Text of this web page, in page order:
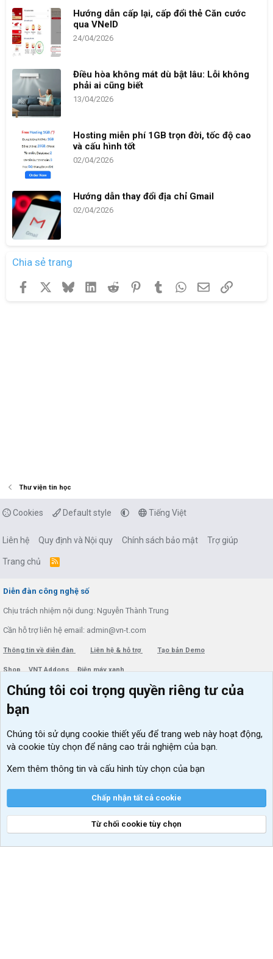
Hướng dẫn cấp lại, cấp đổi thẻ Căn cước
qua VNeID
24/04/2026
Điều hòa không mát dù bật lâu: Lỗi không
phải ai cũng biết
13/04/2026
Hosting miễn phí 1GB trọn đời, tốc độ cao
và cấu hình tốt
02/04/2026
Hướng dẫn thay đổi địa chỉ Gmail
02/04/2026
Chia sẻ trang
Facebook BlueskyLinkedInReddit PinterestTumblr WhatsApp
EmailLink
Thư viện tin học
Cookies Default style Tiếng Việt
Liên hệ Quy định và Nội quy Chính sách bảo mật Trợ giúp
Trang chủ
R
Diễn đàn công nghệ số
Chịu trách nhiệm nội dung: Nguyễn Thành Trung
Cần hỗ trợ liên hệ email: admin@vn-t.com
Thông tin về diễn đàn Liên hệ & hỗ trợ Tạo bản Demo
Shop VNT Addons Điện máy xanh
Menu thành viên
Đăng nhập
Diễn đàn
Kích hoạt Windows/ Office miễn phí
VIP add-ons Xenforo
Khuyến mãi và tài trợ
Chúng tôi coi trọng quyền riêng tư của
bạn
Chúng tôi sử dụng cookie thiết yếu để trang web này hoạt động,
và cookie tùy chọn để nâng cao trải nghiệm của bạn.
Xem thêm thông tin và cấu hình tùy chọn của bạn
Chấp nhận tất cả cookie
Từ chối cookie tùy chọn